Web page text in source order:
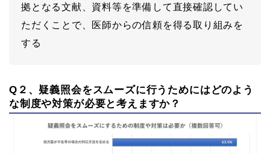
拠となる文献、資料等を準備して直接確認してい
ただくことで、医師からの信頼を得る取り組みを
する
Q２、疑義照会をスムーズに行うためにはどのよう
な制度や対策が必要と考えますか？